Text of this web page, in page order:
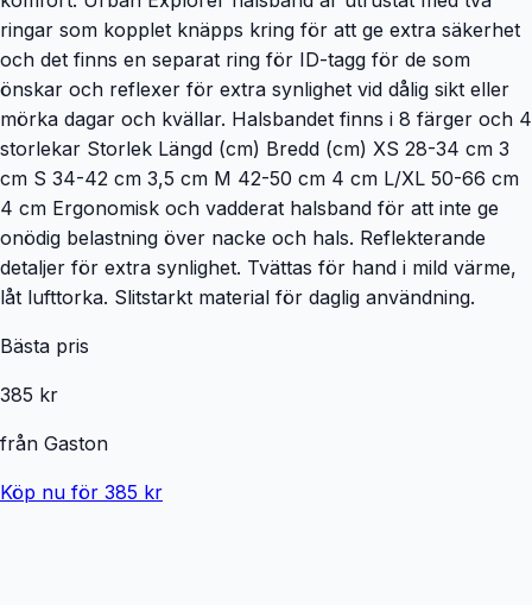
ringar som kopplet knäpps kring för att ge extra säkerhet
och det finns en separat ring för ID-tagg för de som
önskar och reflexer för extra synlighet vid dålig sikt eller
mörka dagar och kvällar. Halsbandet finns i 8 färger och 4
storlekar Storlek Längd (cm) Bredd (cm) XS 28-34 cm 3
cm S 34-42 cm 3,5 cm M 42-50 cm 4 cm L/XL 50-66 cm
4 cm Ergonomisk och vadderat halsband för att inte ge
onödig belastning över nacke och hals. Reflekterande
detaljer för extra synlighet. Tvättas för hand i mild värme,
låt lufttorka. Slitstarkt material för daglig användning.
Bästa pris
385 kr
från Gaston
Köp nu för 385 kr